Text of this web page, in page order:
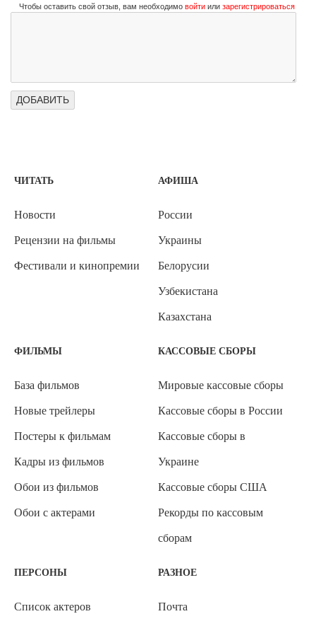
Чтобы оставить свой отзыв, вам необходимо войти или зарегистрироваться
ЧИТАТЬ
Новости
Рецензии на фильмы
Фестивали и кинопремии
АФИША
России
Украины
Белорусии
Узбекистана
Казахстана
ФИЛЬМЫ
База фильмов
Новые трейлеры
Постеры к фильмам
Кадры из фильмов
Обои из фильмов
Обои с актерами
КАССОВЫЕ СБОРЫ
Мировые кассовые сборы
Кассовые сборы в России
Кассовые сборы в
Украине
Кассовые сборы США
Рекорды по кассовым
сборам
ПЕРСОНЫ
Список актеров
РАЗНОЕ
Почта